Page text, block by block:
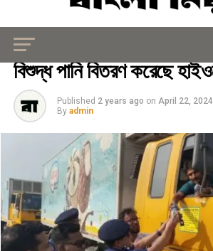
সারাদেশ
বিশুদ্ধ পানি বিতরণ করেছে
Published 2 years ago on April 22, 2024
By admin